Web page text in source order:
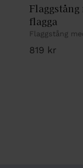
flagga
Flaggstång
819 kr